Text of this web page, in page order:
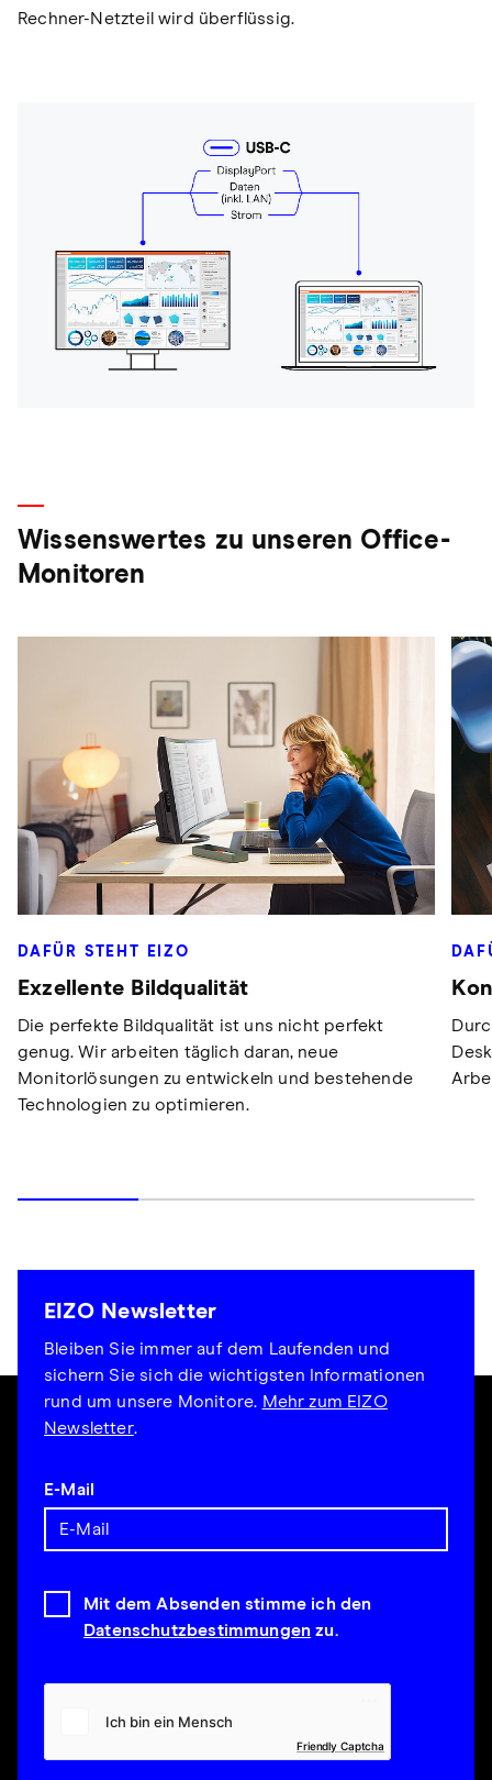
Rechner-Netzteil wird überflüssig.
Wissenswertes zu unseren Office-
Monitoren
DAFÜR STEHT EIZO
Exzellente Bildqualität
Die perfekte Bildqualität ist uns nicht perfekt
genug. Wir arbeiten täglich daran, neue
Monitorlösungen zu entwickeln und bestehende
Technologien zu optimieren.
EIZO Newsletter
Bleiben Sie immer auf dem Laufenden und
sichern Sie sich die wichtigsten Informationen
rund um unsere Monitore. Mehr zum EIZO
Newsletter.
E-Mail
Mit dem Absenden stimme ich den
Datenschutzbestimmungen zu.
Friendly Captcha